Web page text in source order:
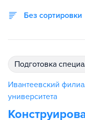
Без сортировки
подготовка
Ивантеевский
университета